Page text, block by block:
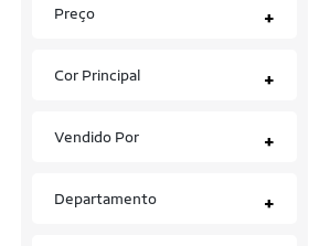
Fila
Gamma
Blusas
Bolsas
Preço +
Cor Principal +
Vendido Por +
Departamento +